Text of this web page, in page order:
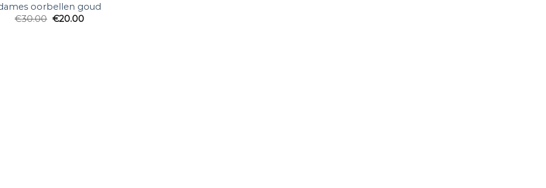
oorbellen goud
€30.00 €20.00